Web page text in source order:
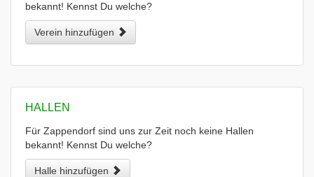
bekannt! Kennst Du welche?
Verein hinzufügen
HALLEN
Für Zappendorf sind uns zur Zeit noch keine Hallen
bekannt! Kennst Du welche?
Halle hinzufügen